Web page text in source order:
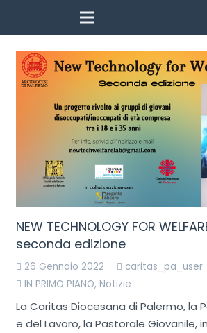
NEW TECHNOLOGY FOR
seconda edizione
26 Gennaio 2022
caritas_pa_user
IN PRIMO PIANO, Notizie
La Caritas Diocesana di Palermo, la
e del Lavoro, la Pastorale Giovanile,